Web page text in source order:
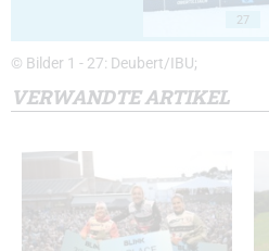
27
© Bilder 1 - 27: Deubert/IBU;
VERWANDTE ARTIKEL